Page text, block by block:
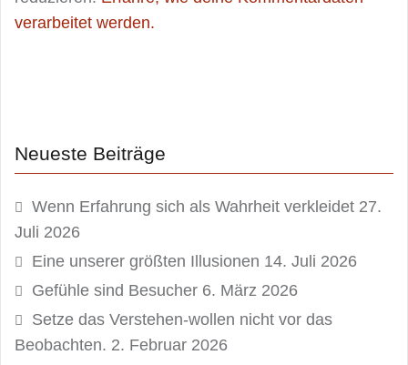
verarbeitet werden.
Neueste Beiträge
Wenn Erfahrung sich als Wahrheit verkleidet 27.
Juli 2026
Eine unserer größten Illusionen 14. Juli 2026
Gefühle sind Besucher 6. März 2026
Setze das Verstehen-wollen nicht vor das
Beobachten. 2. Februar 2026